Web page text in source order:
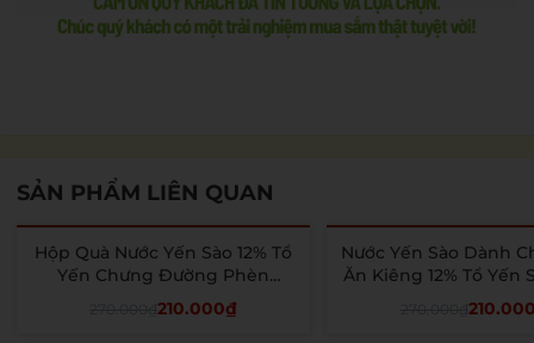
SẢN PHẨM LIÊN QUAN
- 22%
Hộp Quà Nước Yến Sào 12% Tổ
Yến Chưng Đường Phèn
SeaNest - Khánh Hòa Nutrition
- 6 Lọ x 70 ML
270.000₫210.000₫
- 22%
Nước Yến Sào Dành
Ăn Kiêng 12% Tổ Yến
Khánh Hòa Nutrition
x 70ml